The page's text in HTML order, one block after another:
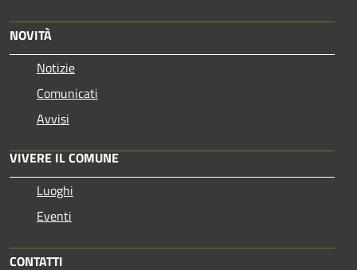
NOVITÀ
Notizie
Comunicati
Avvisi
VIVERE IL COMUNE
Luoghi
Eventi
CONTATTI